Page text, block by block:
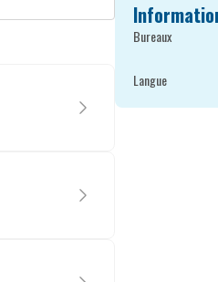
Bureaux
Langue